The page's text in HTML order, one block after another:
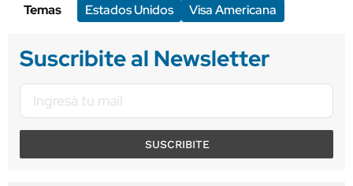
Temas Estados Unidos Visa Americana
Suscribite al Newsletter
SUSCRIBITE